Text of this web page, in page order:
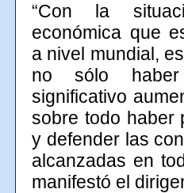
“Con la
económica que
a nivel mundial,
no sólo
significativo
sobre todo haber
y defender las
alcanzadas en
manifestó el